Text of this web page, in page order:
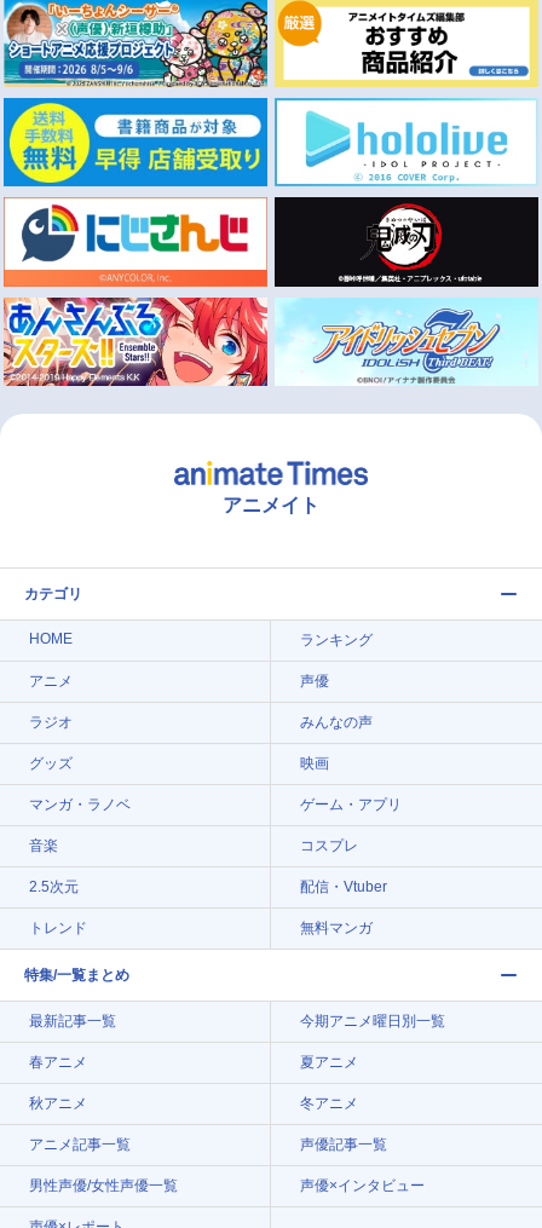
アニメイト
カテゴリ
HOME ランキング
アニメ 声優
ラジオ みんなの声
グッズ 映画
マンガ・ラノベ ゲーム・アプリ
音楽 コスプレ
2.5次元 配信・Vtuber
トレンド 無料マンガ
特集/一覧まとめ
最新記事一覧 今期アニメ曜日別一覧
春アニメ 夏アニメ
秋アニメ 冬アニメ
アニメ記事一覧 声優記事一覧
男性声優/女性声優一覧 声優×インタビュー